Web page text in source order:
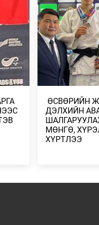
2026/07/23
​ӨСВӨРИЙН
ДЭЛХИЙН
МӨНГӨ,
ХҮРТЛЭЭ